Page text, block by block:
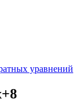
уравнений